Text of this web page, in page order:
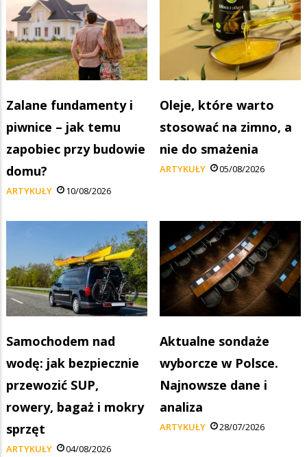
Zalane fundamenty i
piwnice – jak temu
zapobiec przy budowie
domu?
ARTYKUŁY 10/08/2026
Oleje, które warto
stosować na zimno, a
nie do smażenia
ARTYKUŁY 05/08/2026
Samochodem nad
wodę: jak bezpiecznie
przewozić SUP,
rowery, bagaż i mokry
sprzęt
ARTYKUŁY 04/08/2026
Aktualne sondaże
wyborcze w Polsce.
Najnowsze dane i
analiza
ARTYKUŁY 28/07/2026